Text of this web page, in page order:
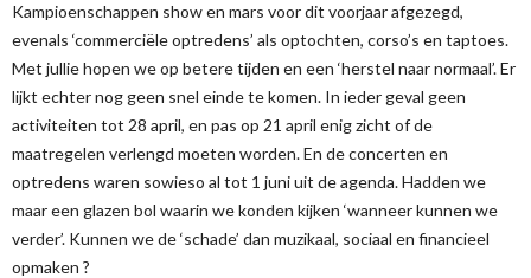
Kampioenschappen show en mars voor dit voorjaar afgezegd,
evenals ‘commerciële optredens’ als optochten, corso’s en taptoes.
Met jullie hopen we op betere tijden en een ‘herstel naar normaal’. Er
lijkt echter nog geen snel einde te komen. In ieder geval geen
activiteiten tot 28 april, en pas op 21 april enig zicht of de
maatregelen verlengd moeten worden. En de concerten en
optredens waren sowieso al tot 1 juni uit de agenda. Hadden we
maar een glazen bol waarin we konden kijken ‘wanneer kunnen we
verder’. Kunnen we de ‘schade’ dan muzikaal, sociaal en financieel
opmaken ?